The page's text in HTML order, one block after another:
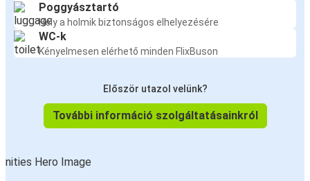
Poggyásztartó
Hely a holmik biztonságos elhelyezésére
WC-k
Kényelmesen elérhető minden FlixBuson
Először utazol velünk?
További információ szolgáltatásainkról